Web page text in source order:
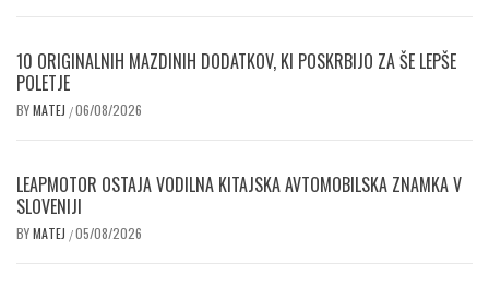
10 ORIGINALNIH MAZDINIH DODATKOV, KI POSKRBIJO ZA ŠE LEPŠE
POLETJE
BYMATEJ /06/08/2026
LEAPMOTOR OSTAJA VODILNA KITAJSKA AVTOMOBILSKA ZNAMKA V
SLOVENIJI
BYMATEJ /05/08/2026